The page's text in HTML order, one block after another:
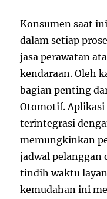
Konsumen saat
dalam setiap
jasa perawatan
kendaraan. Oleh
bagian penting
Otomotif. Aplikasi
terintegrasi
memungkinkan
jadwal
tindih waktu
kemudahan ini